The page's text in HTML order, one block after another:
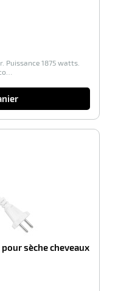
Puissance 1875 watts.
sèche cheveaux